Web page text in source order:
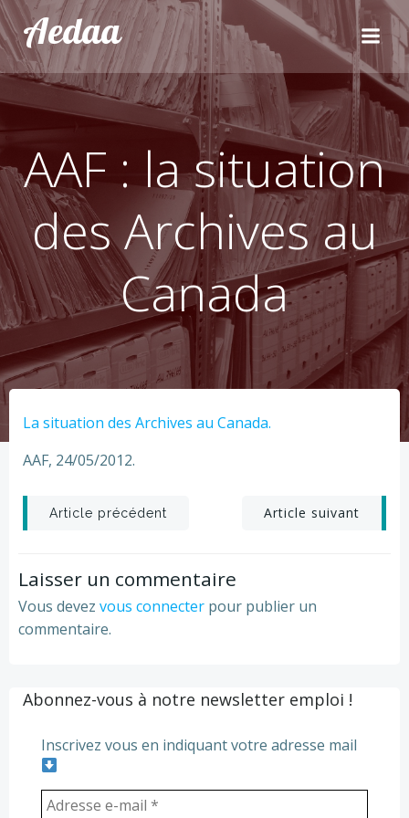
Aller
au
contenu
Aedaa
AAF : la situation
des Archives au
Canada
La situation des Archives au Canada.
AAF, 24/05/2012.
Post
navigation
Article précédent
Post
navigation
Article suivant
Laisser un commentaire
Vous devez vous connecter pour publier un
commentaire.
Abonnez-vous à notre newsletter emploi !
Inscrivez vous en indiquant votre adresse mail